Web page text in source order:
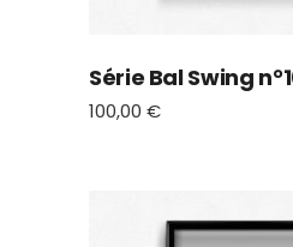
Série Bal Swing
100,00 €